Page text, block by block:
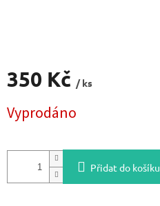
350 Kč / ks
cena:
Vyprodáno
Přidat do košíku